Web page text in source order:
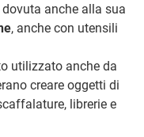
anche alla sua
, anche con utensili
utilizzato anche da
creare oggetti di
librerie e